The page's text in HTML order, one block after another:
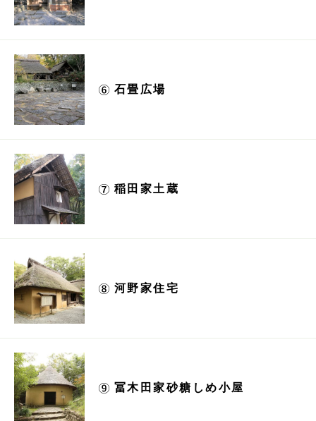
石畳広場
稲田家土蔵
河野家住宅
冨木田家砂糖しめ小屋